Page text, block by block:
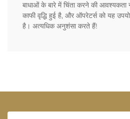
बाधाओं के बारे में चिंता करने की आवश्यकता
काफी वृद्धि हुई है, और ऑपरेटर्स को यह
है। अत्यधिक अनुशंसा करते हैं!